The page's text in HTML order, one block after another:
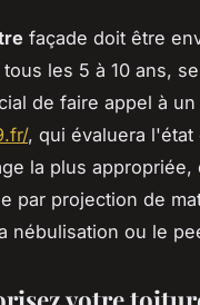
façade doit être
les 5 à 10 ans,
de faire appel à
, qui évaluera l'état
la plus
par projection de
nébulisation ou le